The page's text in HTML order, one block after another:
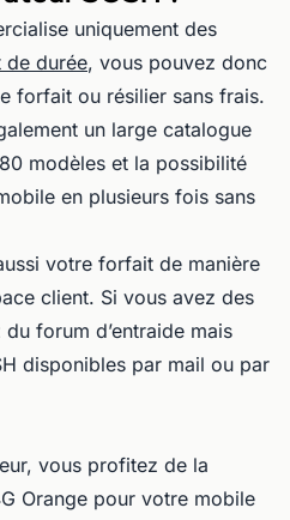
uniquement des
de durée, vous pouvez donc
forfait ou résilier sans frais.
un large catalogue
modèles et la possibilité
en plusieurs fois sans
votre forfait de manière
client. Si vous avez des
forum d’entraide mais
disponibles par mail ou par
vous profitez de la
Orange pour votre mobile